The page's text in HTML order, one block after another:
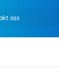
oss